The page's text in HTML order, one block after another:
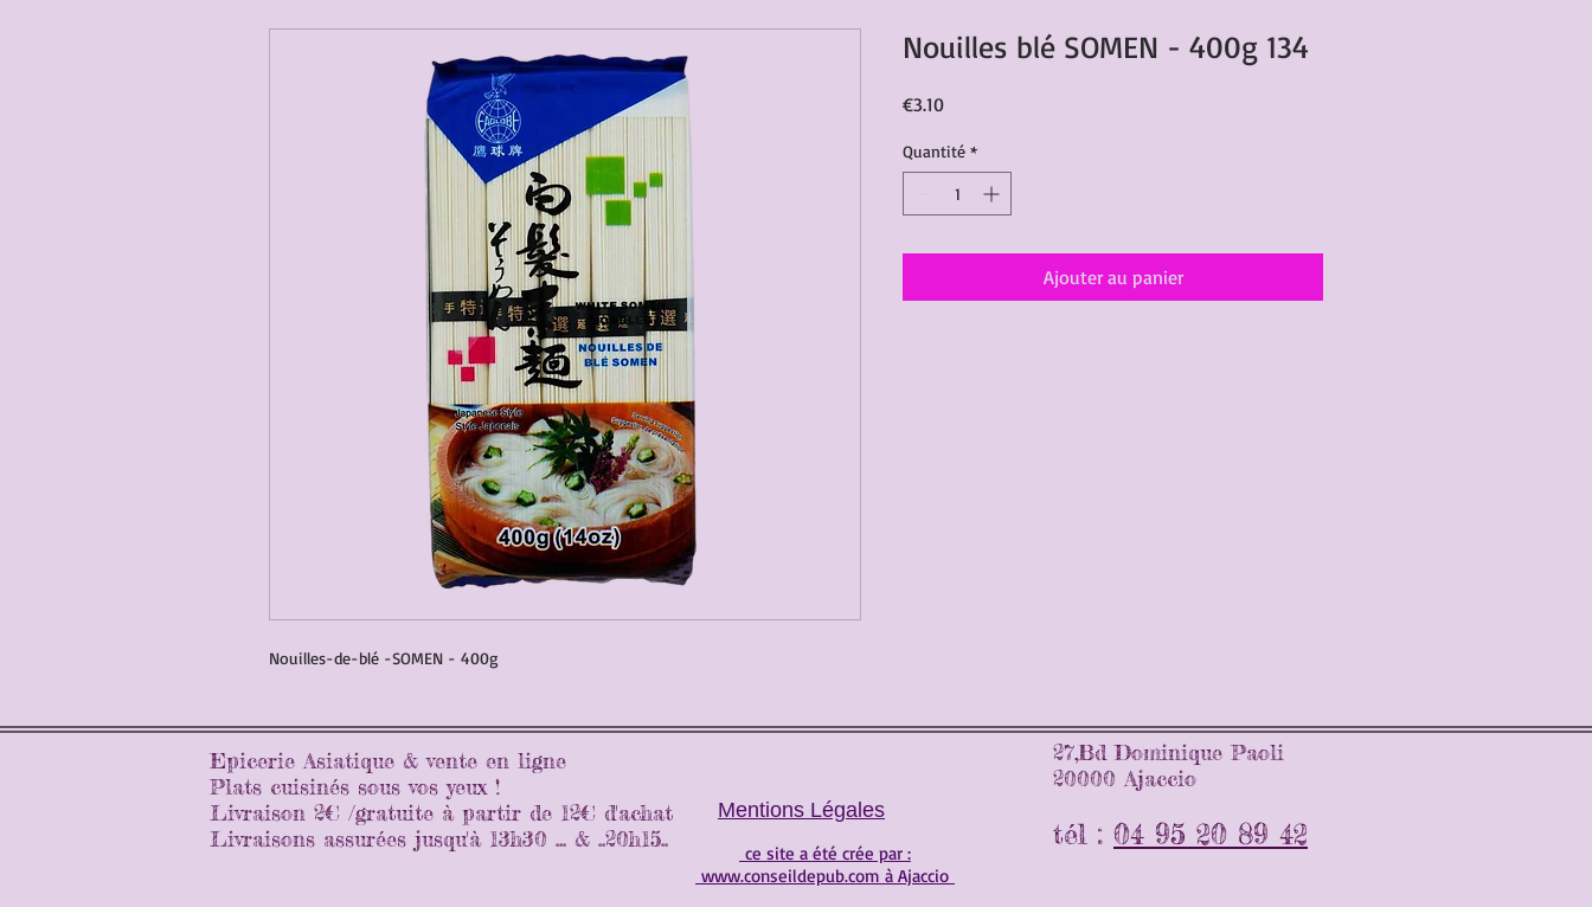
Nouilles-de-blé -SOMEN - 400g
Nouilles blé SOMEN - 400g 134
€3.10Prix
Quantité *
Ajouter au panier
Epicerie Asiatique & vente en ligne
Plats cuisinés sous vos yeux !
Livraison 2€ /gratuite à partir de 12€ d'achat
Livraisons assurées jusqu'à 13h30 ... & ..20h15..
Mentions Légales
ce site a été crée par :
www.conseildepub.com à Ajaccio
27,Bd Dominique Paoli
20000 Ajaccio
tél : 04 95 20 89 42